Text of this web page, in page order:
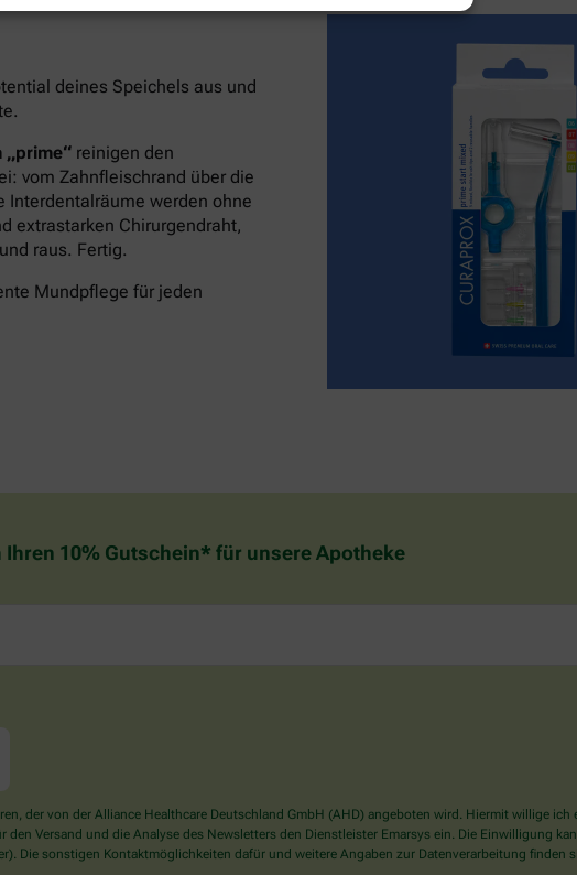
deines Speichels aus und
„prime“ reinigen den
vom Zahnfleischrand über die
Interdentalräume werden ohne
extrastarken Chirurgendraht,
raus. Fertig.
Mundpflege für jeden
10% Gutschein* für unsere Apotheke
der von der Alliance Healthcare Deutschland GmbH (AHD) angeboten wird. Hiermit willige ich
Versand und die Analyse des Newsletters den Dienstleister Emarsys ein. Die Einwilligung
Die sonstigen Kontaktmöglichkeiten dafür und weitere Angaben zur Datenverarbeitung finden